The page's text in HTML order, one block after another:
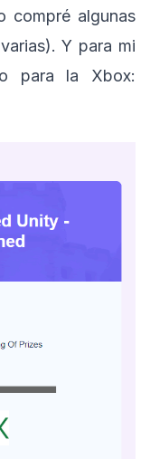
compré algunas
Y para mi
para la Xbox: